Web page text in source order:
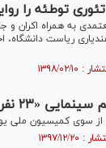
توطئه را
ریاست
«۲۳ نفر» رسید
کمیسیون ملی یونسکو